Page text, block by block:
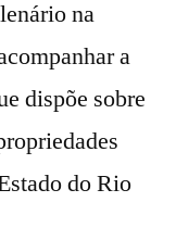
na
a
dispõe sobre
do Rio